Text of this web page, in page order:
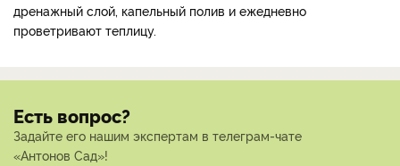
дренажный слой, капельный полив и ежедневно
проветривают теплицу.
Есть вопрос?
Задайте его нашим экспертам в телеграм-чате
«Антонов Сад»!